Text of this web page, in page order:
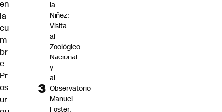
en
la
cu
m
br
e
Pr
os
ur
la
Niñez:
Visita
al
Zoológico
Nacional
y
al
Observatorio
Manuel
Foster,